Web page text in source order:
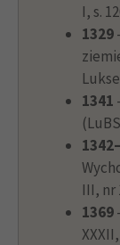
I, s.
1329
1341
III, nr
1369